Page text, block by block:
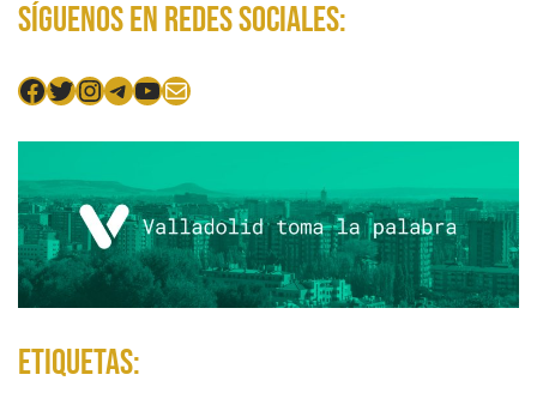
Síguenos en redes sociales:
Facebook
Twitter
Instagram
Telegram
YouTube
Mail
Etiquetas: